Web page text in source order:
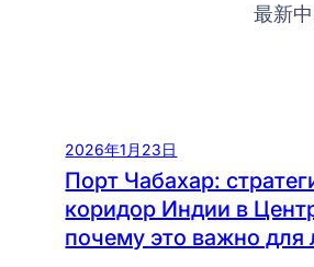
最新
2026年1月23日
Порт Чабахар:
коридор Индии в
почему это важно для